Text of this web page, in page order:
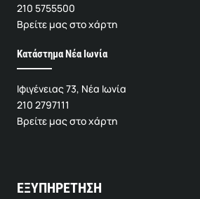
210 5755500
Βρείτε μας στο χάρτη
Κατάστημα Νέα Ιωνία
Ιφιγένειας 73, Νέα Ιωνία
210 2797111
Βρείτε μας στο χάρτη
ΕΞΥΠΗΡΕΤΗΣΗ